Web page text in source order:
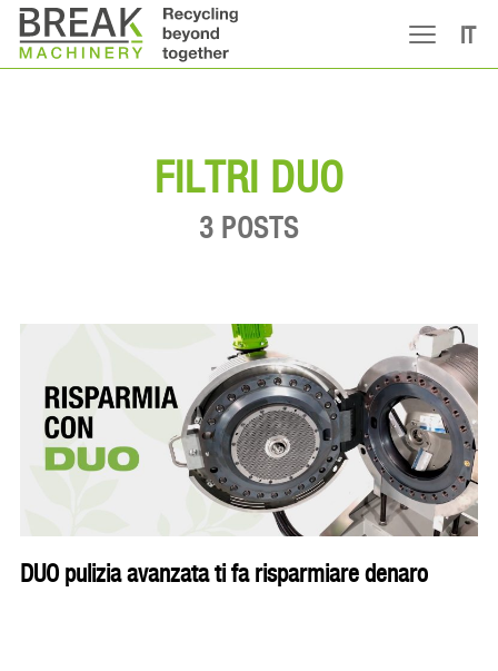
IT
FILTRI DUO
3 POSTS
DUO pulizia avanzata ti fa risparmiare denaro